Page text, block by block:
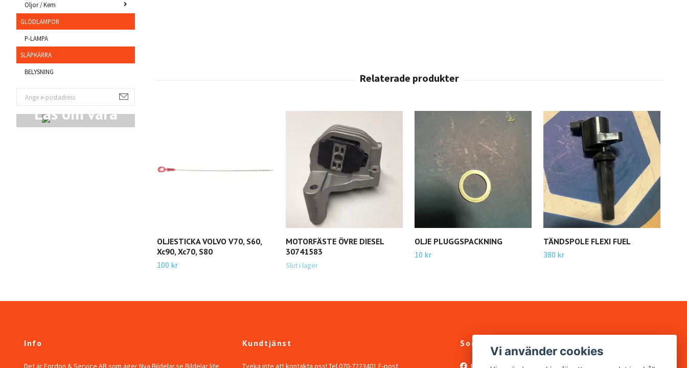
Oljor / Kem
GLÖDLAMPOR
P-LAMPA
SLÄPKÄRRA
BELYSNING
Läs om våra
Produkter
OLJESTICKA VOLVO V70, S60,
Xc90, Xc70, S80
100 kr
MOTORFÄSTE ÖVRE DIESEL
30741583
Slut i lager
OLJE PLUGGSPACKNING
10 kr
TÄNDSPOLE FLEXI FUEL
380 kr
Info
Det är Fordon & Service AB som äger Nya Bildelar.se Bildelar lite
Kundtjänst
Tveka inte att kontakta oss! Tel.070-7223401 E-post
Sociala medier
Facebook
Vi använder cookies